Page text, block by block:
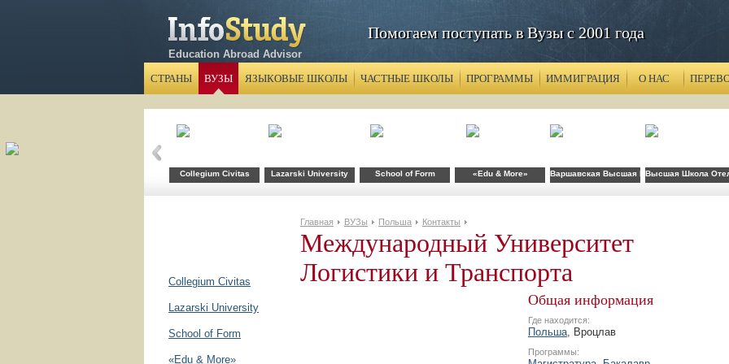
Education Abroad Advisor
Помогаем поступать в Вузы с 2001 года
СТРАНЫ ВУЗЫ ЯЗЫКОВЫЕ ШКОЛЫ ЧАСТНЫЕ ШКОЛЫ ПРОГРАММЫ ИММИГРАЦИЯ О НАС
Collegium Civitas Lazarski University School of Form «Edu & More» Варшавская Высшая Школа им.
Высшая Школа
Collegium Civitas
Lazarski University
School of Form
«Edu & More»
Главная ВУЗы Польша Контакты
Международный Университет
Логистики и Транспорта
Общая информация
Где находится:
Польша, Вроцлав
Программы: